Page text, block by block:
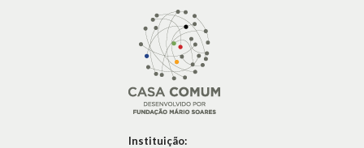
Instituição: